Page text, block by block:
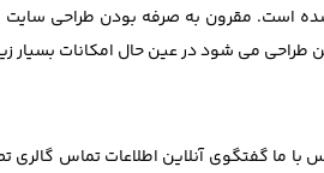
نشده است. مقرون به صرفه بودن
می شود در عین حال امکانات بسیار
گفتگوی آنلاین اطلاعات تماس گالری